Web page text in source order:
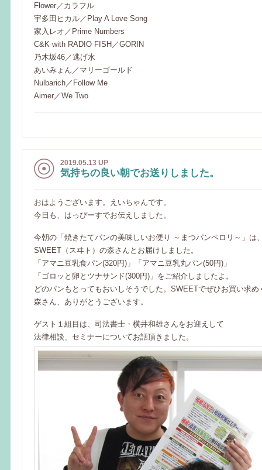
Flower／カラフル
宇多田ヒカル／Play A Love Song
家入レオ／Prime Numbers
C&K with RADIO FISH／GORIN
乃木坂46／逃げ水
あいみょん／マリーゴールド
Nulbarich／Follow Me
Aimer／We Two
2019.05.13 UP
気持ちの良い朝でお送りしました。
おはようございます。えいちゃんです。
今日も、はっぴーすでお伝えしました。
今朝の「焼きたてパンの美味しいお便り ～まつパンペロリ～」は
SWEET（スヰト）の森さんとお届けしました。
「アマニ豆乳食パン(320円)」「アマニ豆乳丸パン(50円)」
「ゴロッと卵とツナサンド(300円)」をご紹介しましたよ。
どのパンもとってもおいしそうでした。SWEETでぜひお買い求め
森さん、ありがとうございます。
ゲスト１組目は、司法書士・横井和雄さんをお迎えして
法律相談、セミナーについてお話頂きました。